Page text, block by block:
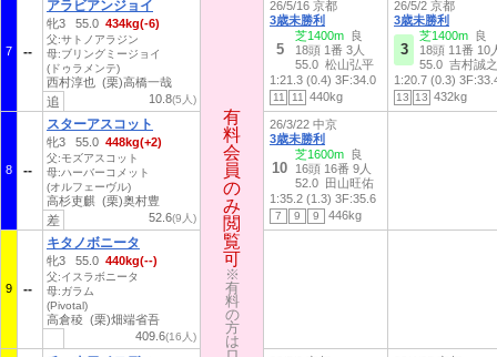
有
料
会
員
の
み
閲
覧
可
※
有
料
の
方
は
7
アラビアンジョイ
牝3 55.0 434kg(-6)
父:サトノアラジン
母:ブリングミージョイ
(ドゥラメンテ)
西村淳也 (栗)高橋一哉
10.8(5人)
追
8
スターアスコット
牝3 55.0 448kg(+2)
父:モズアスコット
母:ハーバーコメット
(オルフェーヴル)
高杉吏麒 (栗)奥村豊
52.6(9人)
差
9
キタノボニータ
牝3 55.0 440kg(--)
父:イスラボニータ
母:ガラム
(Pivotal)
高倉稜 (栗)畑端省吾
409.6(16人)
有
料
会
員
の
み
閲
覧
可
※
有
料
の
方
は
26/5/16 京都
3歳未勝利
5
芝1400m 良
18頭 1番 3人
55.0 松山弘平
1:21.3 (0.4) 3F:34.0
11 11 440kg
26/5/2 京都
3歳未勝利
3
芝1400m 良
18頭 11番 10
55.0 吉村誠之
1:20.7 (0.3)
13 13 432kg
26/3/22 中京
3歳未勝利
10
芝1600m 良
16頭 16番 9人
52.0 田山旺佑
1:35.2 (1.3) 3F:35.6
7 9 9 446kg